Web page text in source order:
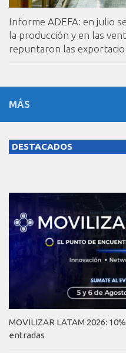
Informe ADEFA: en julio
la producción y en las
repuntaron las
MÁS
DESTACADOS
MOVILIZAR LATAM 2026:
entradas